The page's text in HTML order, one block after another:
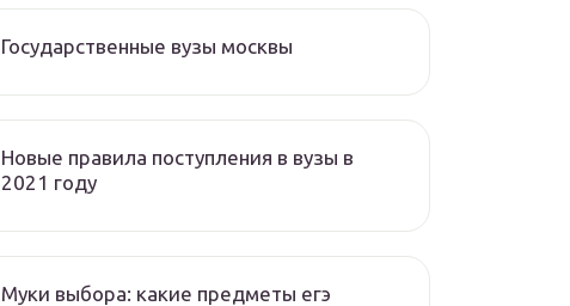
Государственные вузы москвы
Новые правила поступления в вузы в
2021 году
Муки выбора: какие предметы егэ